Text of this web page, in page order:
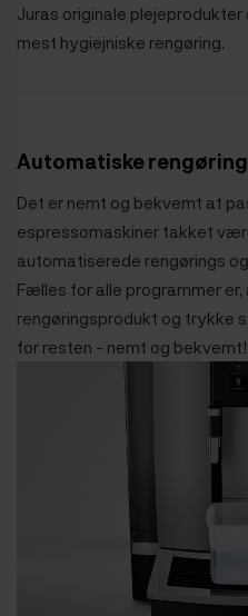
Juras originale
mest hygiejniske rengøring.
Automatiske
Det er nemt og bekvemt at
espressomaskiner takket
automatiserede rengørings
Fælles for alle programmer
rengøringsprodukt og trykke
for resten - nemt og bekvemt!